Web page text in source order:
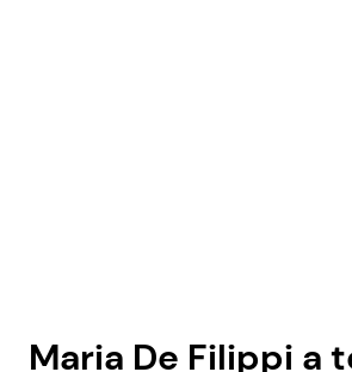
Maria De Filippi a